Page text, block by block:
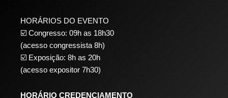
HORÁRIOS DO EVENTO
☑️ Congresso: 09h as 18h30
(acesso congressista 8h)
☑️ Exposição: 8h as 20h
(acesso expositor 7h30)
HORÁRIO CREDENCIAMENTO